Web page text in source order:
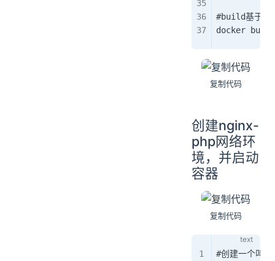
#build基于
docker
复制代码
创建nginx-
php网络环
境，并启动
容器
复制代码
#创建一个叫